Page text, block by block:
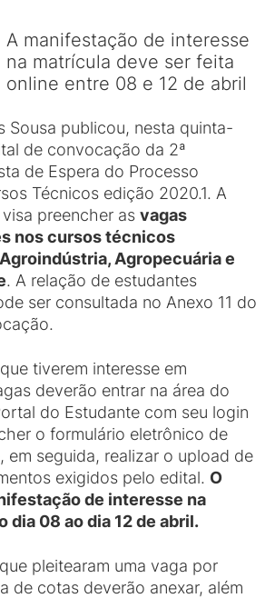
A manifestação de interesse
na matrícula deve ser feita
online entre 08 e 12 de abril
Sousa publicou, nesta quinta-
de convocação da 2ª
de Espera do Processo
Técnicos edição 2020.1. A
preencher as vagas
nos cursos técnicos
Agropecuária e
. A relação de estudantes
ser consultada no Anexo 11 do
tiverem interesse em
deverão entrar na área do
do Estudante com seu login
o formulário eletrônico de
em seguida, realizar o upload de
exigidos pelo edital. O
de interesse na
dia 08 ao dia 12 de abril.
pleitearam uma vaga por
de cotas deverão anexar, além